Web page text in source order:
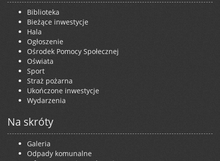
Biblioteka
Bieżące inwestycje
Hala
Ogłoszenie
Ośrodek Pomocy Społecznej
Oświata
Sport
Straż pożarna
Ukończone inwestycje
Wydarzenia
Na skróty
Galeria
Odpady komunalne